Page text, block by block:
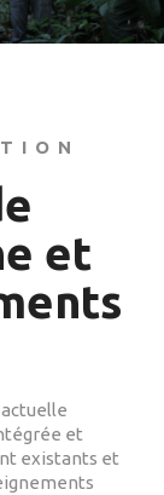
et
et
existants et